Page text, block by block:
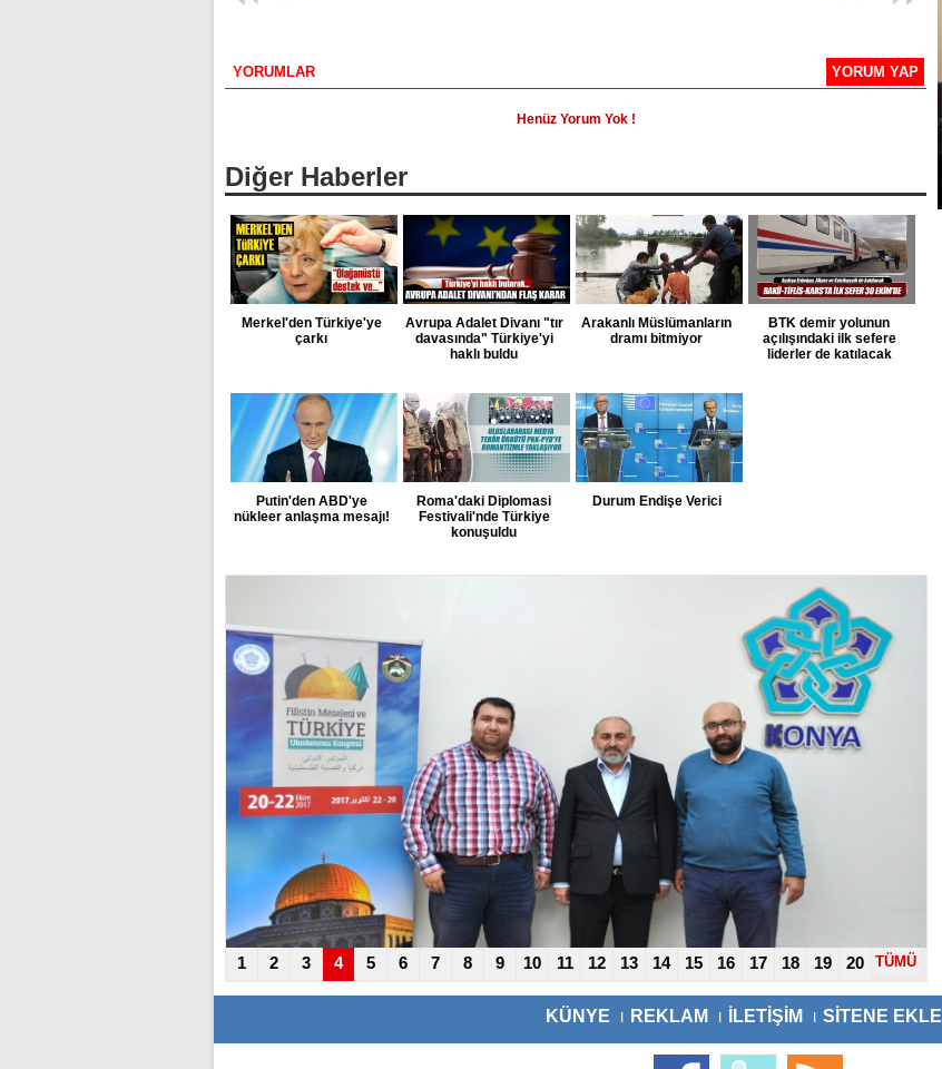
YORUMLAR YORUM YAP
Henüz Yorum Yok !
Diğer Haberler
Merkel'den Türkiye'ye
çarkı
Avrupa Adalet Divanı "tır
davasında" Türkiye'yi
haklı buldu
Arakanlı Müslümanların
dramı bitmiyor
BTK demir yolunun
açılışındaki ilk sefere
liderler de katılacak
Putin'den ABD'ye
nükleer anlaşma mesajı!
Roma'daki Diplomasi
Festivali'nde Türkiye
konuşuldu
Durum Endişe Verici
1 2 3 4 5 6 7 8 9 10 11 12 13 14 15 16 17 18 19 20 TÜMÜ
KÜNYE REKLAM İLETİŞİM SİTENE EKLE